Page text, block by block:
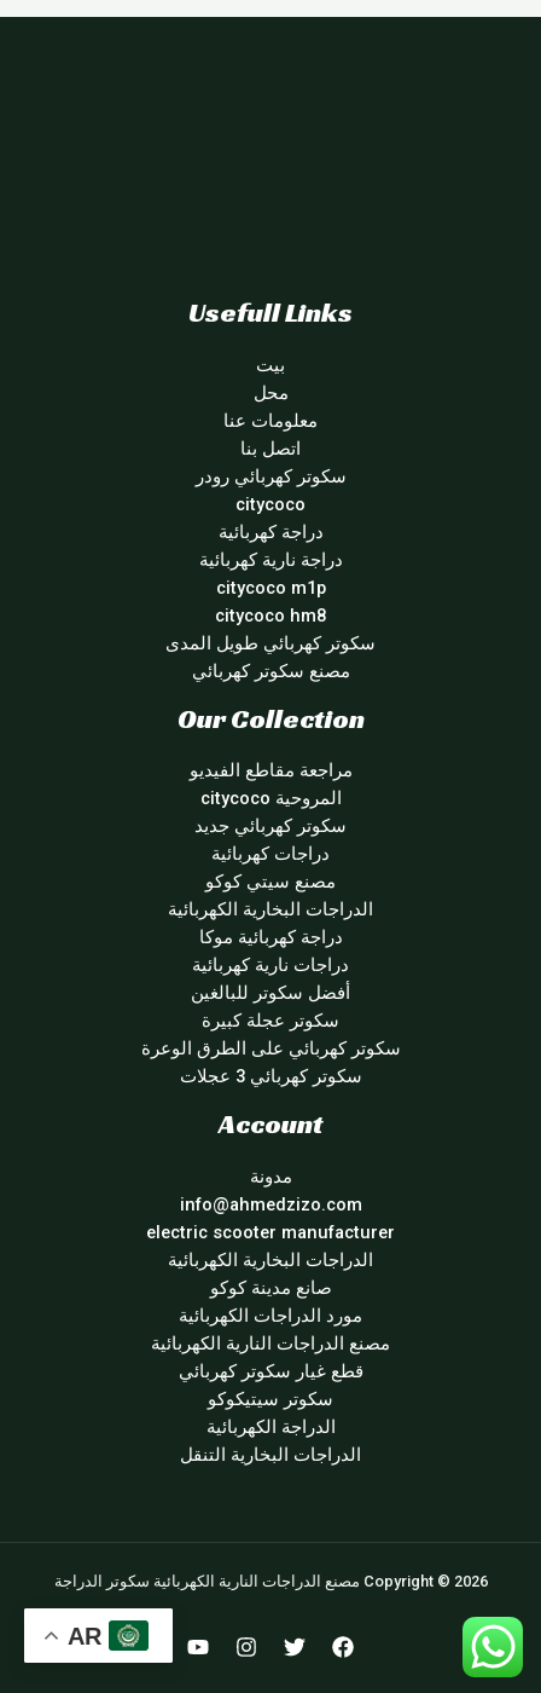
Usefull Links
بيت
محل
معلومات عنا
اتصل بنا
سكوتر كهربائي رودر
citycoco
دراجة كهربائية
دراجة نارية كهربائية
citycoco m1p
citycoco hm8
سكوتر كهربائي طويل المدى
مصنع سكوتر كهربائي
Our Collection
مراجعة مقاطع الفيديو
المروحية citycoco
سكوتر كهربائي جديد
دراجات كهربائية
مصنع سيتي كوكو
الدراجات البخارية الكهربائية
دراجة كهربائية موكا
دراجات نارية كهربائية
أفضل سكوتر للبالغين
سكوتر عجلة كبيرة
سكوتر كهربائي على الطرق الوعرة
سكوتر كهربائي 3 عجلات
Account
مدونة
info@ahmedzizo.com
electric scooter manufacturer
الدراجات البخارية الكهربائية
صانع مدينة كوكو
مورد الدراجات الكهربائية
مصنع الدراجات النارية الكهربائية
قطع غيار سكوتر كهربائي
سكوتر سيتيكوكو
الدراجة الكهربائية
الدراجات البخارية التنقل
Copyright © 2026 مصنع الدراجات النارية الكهربائية سكوتر الدراجة
AR